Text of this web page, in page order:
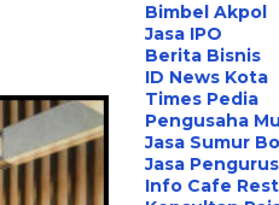
Bimbel Akpol
Jasa IPO
Berita Bisnis
ID News Kota
Times Pedia
Pengusaha
Jasa Sumur
Jasa
Info Cafe